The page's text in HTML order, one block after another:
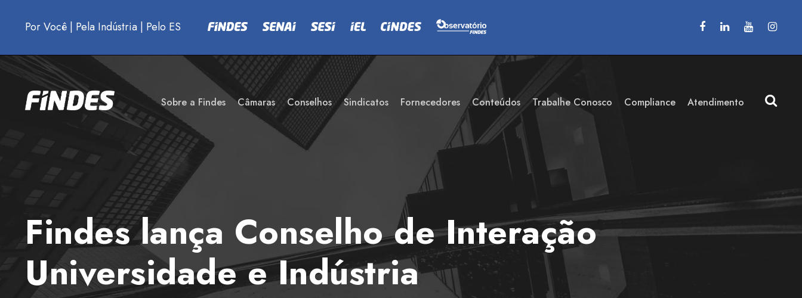
Por Você | Pela Indústria | Pelo ES
Sobre a Findes Câmaras Conselhos Sindicatos Fornecedores Conteúdos Trabalhe Conosco Compliance Atendimento
Findes lança Conselho de Interação
Universidade e Indústria